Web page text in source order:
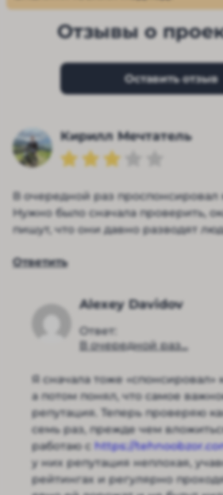
Отзывы о
Оставить отзыв
Кирилл Мечтатель
В очередной раз
Нужно было сначала проверить,
пишут, что они давно разводят
Ответить
Alexey Davidov
Ответ:
В очередной раз...
Я сначала тоже «спонсировал»
а потом понял, что самое
репутация. Теперь проверяю
семь раз, прежде чем
работаю с https://
у них репутация неплохая,
рейтингах и регулярно